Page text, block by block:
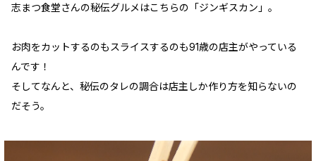
志まつ食堂さんの秘伝グルメはこちらの「ジンギスカン」。
お肉をカットするのもスライスするのも91歳の店主がやっている
んです！
そしてなんと、秘伝のタレの調合は店主しか作り方を知らないの
だそう。